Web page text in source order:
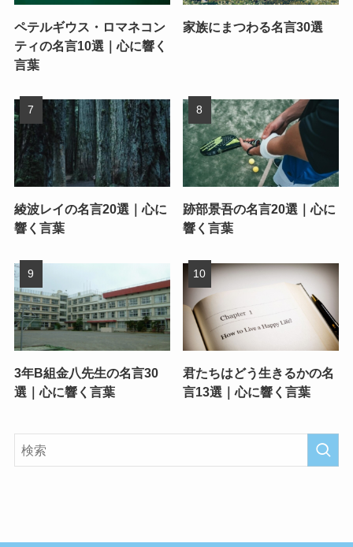
ペテルギウス・ロマネコン
ティの名言10選｜心に響く
言葉
家族にまつわる名言30選
綾波レイの名言20選｜心に
響く言葉
跡部景吾の名言20選｜心に
響く言葉
3年B組金八先生の名言30
選｜心に響く言葉
君たちはどう生きるかの名
言13選｜心に響く言葉